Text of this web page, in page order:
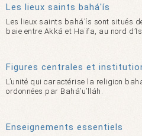
Les lieux saints bahá'ís
Les lieux saints bahá’ís sont situés
baie entre Akká et Haïfa, au nord
Figures centrales et
L’unité qui caractérise la religion
ordonnées par Bahá’u’lláh.
Enseignements essentiels